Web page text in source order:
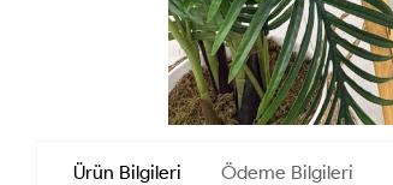
Ürün Bilgileri Ödeme Bilgileri